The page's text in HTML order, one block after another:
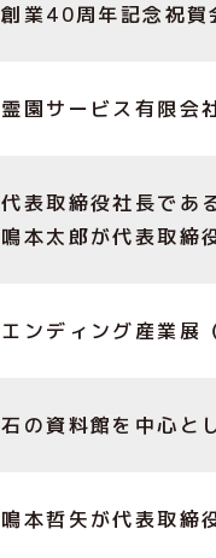
創業40周年記念祝賀
霊園サービス有限会
代表取締役社長であ
鳴本太郎が代表取締
エンディング産業展
石の資料館を中心と
鳴本哲矢が代表取締